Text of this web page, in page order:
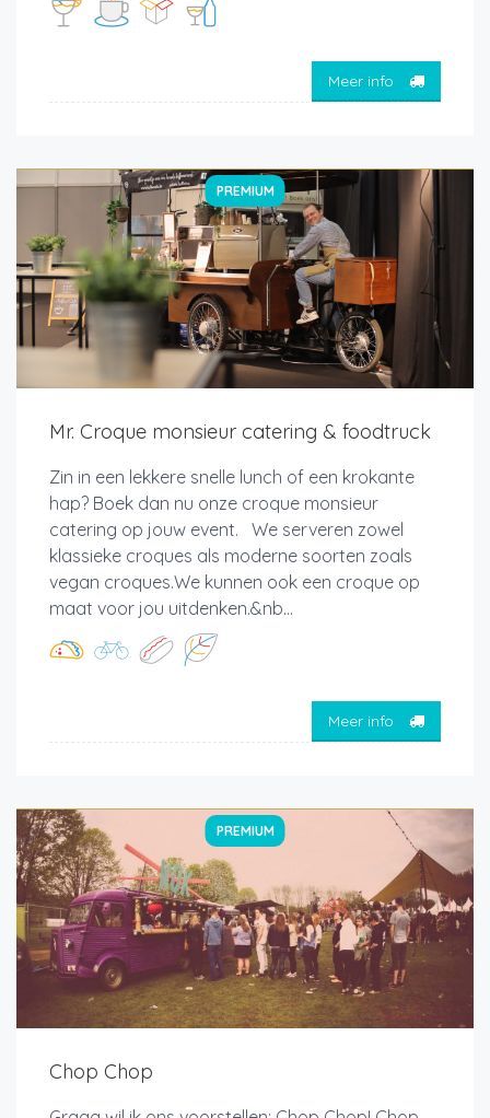
Meer info
PREMIUM
Mr. Croque monsieur catering & foodtruck
Zin in een lekkere snelle lunch of een krokante
hap? Boek dan nu onze croque monsieur
catering op jouw event. We serveren zowel
klassieke croques als moderne soorten zoals
vegan croques.We kunnen ook een croque op
maat voor jou uitdenken.&nb...
Meer info
PREMIUM
Chop Chop